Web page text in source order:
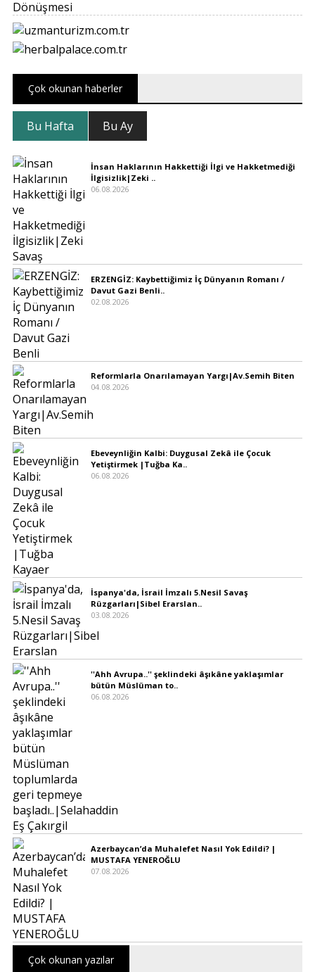
Çok okunan haberler
Bu Hafta Bu Ay
İnsan Haklarının Hakkettiği İlgi ve Hakketmediği
İlgisizlik|Zeki ..
06.08.2026
ERZENGİZ: Kaybettiğimiz İç Dünyanın Romanı /
Davut Gazi Benli..
02.08.2026
Reformlarla Onarılamayan Yargı|Av.Semih Biten
04.08.2026
Ebeveynliğin Kalbi: Duygusal Zekâ ile Çocuk
Yetiştirmek |Tuğba Ka..
06.08.2026
İspanya'da, İsrail İmzalı 5.Nesil Savaş
Rüzgarları|Sibel Erarslan..
03.08.2026
''Ahh Avrupa..'' şeklindeki âşıkâne yaklaşımlar
bütün Müslüman to..
06.08.2026
Azerbaycan’da Muhalefet Nasıl Yok Edildi? |
MUSTAFA YENEROĞLU
07.08.2026
Çok okunan yazılar